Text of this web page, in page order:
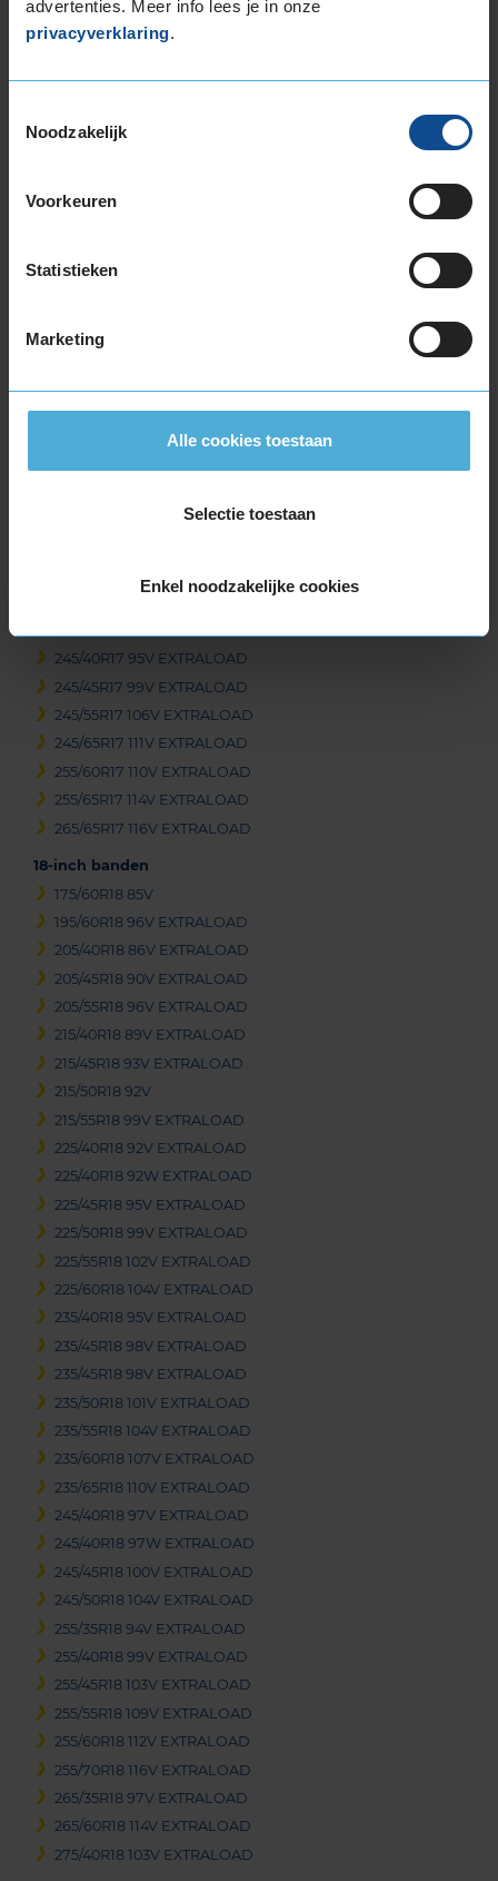
advertenties. Meer info lees je in onze
privacyverklaring.
Noodzakelijk
Voorkeuren
Statistieken
Marketing
Alle cookies toestaan
Selectie toestaan
Enkel noodzakelijke cookies
195/55R17 92V EXTRALOAD
205/40R17 84V EXTRALOAD
215/45R17 91V EXTRALOAD
215/55R17 98V EXTRALOAD
225/45R17 94V EXTRALOAD
225/60R17 103V EXTRALOAD
235/50R17 100V EXTRALOAD
245/40R17 95V EXTRALOAD
245/45R17 99V EXTRALOAD
245/55R17 106V EXTRALOAD
245/65R17 111V EXTRALOAD
255/60R17 110V EXTRALOAD
255/65R17 114V EXTRALOAD
265/65R17 116V EXTRALOAD
18-inch banden
175/60R18 85V
195/60R18 96V EXTRALOAD
205/40R18 86V EXTRALOAD
205/45R18 90V EXTRALOAD
205/55R18 96V EXTRALOAD
215/40R18 89V EXTRALOAD
215/45R18 93V EXTRALOAD
215/50R18 92V
215/55R18 99V EXTRALOAD
225/40R18 92V EXTRALOAD
225/40R18 92W EXTRALOAD
225/45R18 95V EXTRALOAD
225/50R18 99V EXTRALOAD
225/55R18 102V EXTRALOAD
225/60R18 104V EXTRALOAD
235/40R18 95V EXTRALOAD
235/45R18 98V EXTRALOAD
235/45R18 98V EXTRALOAD
235/50R18 101V EXTRALOAD
235/55R18 104V EXTRALOAD
235/60R18 107V EXTRALOAD
235/65R18 110V EXTRALOAD
245/40R18 97V EXTRALOAD
245/40R18 97W EXTRALOAD
245/45R18 100V EXTRALOAD
245/50R18 104V EXTRALOAD
255/35R18 94V EXTRALOAD
255/40R18 99V EXTRALOAD
255/45R18 103V EXTRALOAD
255/55R18 109V EXTRALOAD
255/60R18 112V EXTRALOAD
255/70R18 116V EXTRALOAD
265/35R18 97V EXTRALOAD
265/60R18 114V EXTRALOAD
275/40R18 103V EXTRALOAD